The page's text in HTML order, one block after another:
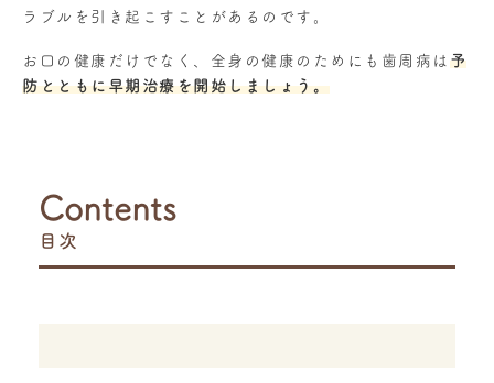
ラブルを引き起こすことがあるのです。
お口の健康だけでなく、全身の健康のためにも歯周病は 予
防とともに早期治療を開始しましょう。
Contents
目次